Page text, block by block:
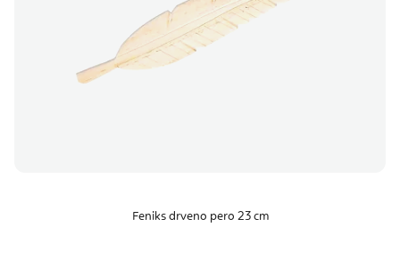
Feniks drveno pero 23 cm